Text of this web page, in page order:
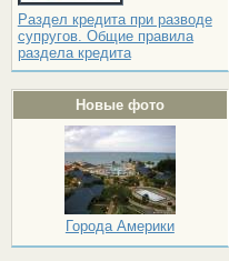
Раздел кредита при разводе
супругов. Общие правила
раздела кредита
Новые фото
Города Америки